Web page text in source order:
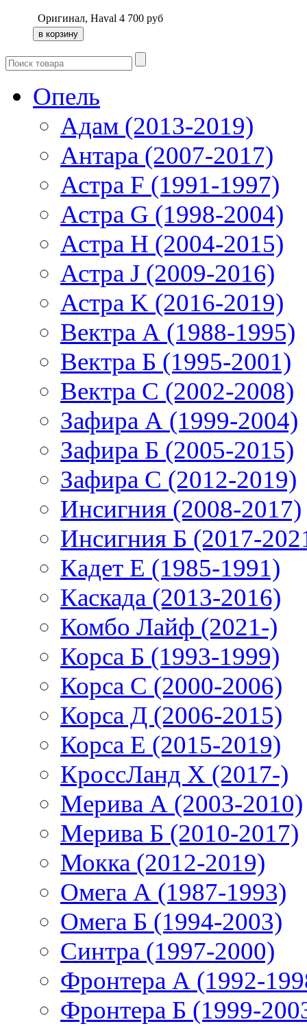
Оригинал, Haval 4 700 руб
Опель
Адам (2013-2019)
Антара (2007-2017)
Астра F (1991-1997)
Астра G (1998-2004)
Астра H (2004-2015)
Астра J (2009-2016)
Астра K (2016-2019)
Вектра А (1988-1995)
Вектра Б (1995-2001)
Вектра С (2002-2008)
Зафира А (1999-2004)
Зафира Б (2005-2015)
Зафира С (2012-2019)
Инсигния (2008-2017)
Инсигния Б (2017-
Кадет Е (1985-1991)
Каскада (2013-2016)
Комбо Лайф (2021-)
Корса Б (1993-1999)
Корса С (2000-2006)
Корса Д (2006-2015)
Корса E (2015-2019)
КроссЛанд X (2017-)
Мерива А (2003-2010)
Мерива Б (2010-2017)
Мокка (2012-2019)
Омега А (1987-1993)
Омега Б (1994-2003)
Синтра (1997-2000)
Фронтера А (1992-
Фронтера Б (1999-